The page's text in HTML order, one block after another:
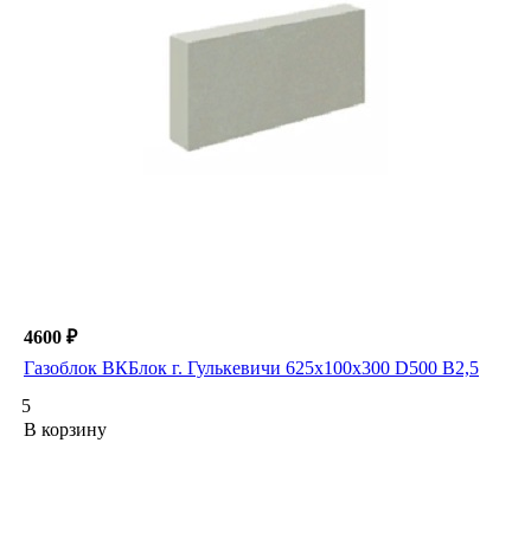
4600 ₽
Газоблок ВКБлок г. Гулькевичи 625х100х300 D500 B2,5
5
В корзину